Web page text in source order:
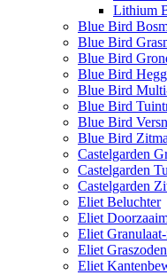
Lithium
Blue Bird
Blue Bird
Blue Bird
Blue Bird
Blue Bird
Blue Bird
Blue Bird
Blue Bird
Castelgarden
Castelgarden
Castelgarden
Eliet Beluchter
Eliet
Eliet
Eliet
Eliet